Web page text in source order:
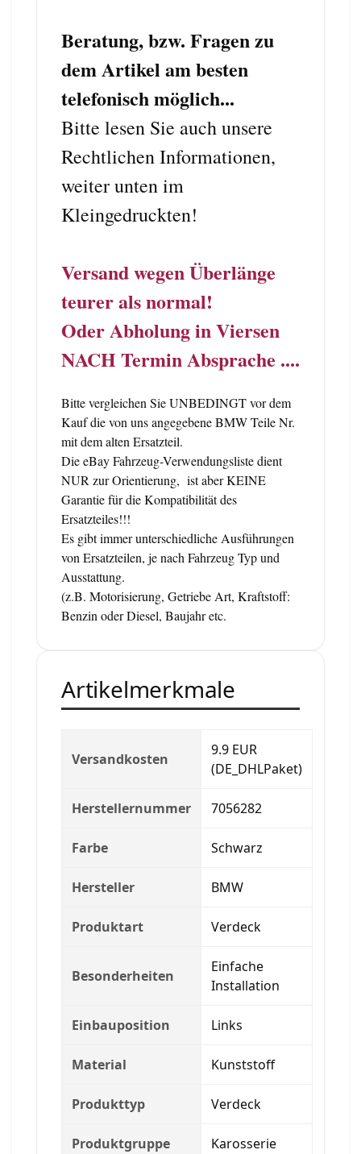
Beratung, bzw. Fragen zu
dem Artikel am besten
telefonisch möglich...
Bitte lesen Sie auch unsere
Rechtlichen Informationen,
weiter unten im
Kleingedruckten!
Versand wegen Überlänge
teurer als normal!
Oder Abholung in Viersen
NACHTermin Absprache ....
Bitte vergleichen Sie UNBEDINGT vor dem
Kauf die von uns angegebene BMW Teile Nr.
mit dem alten Ersatzteil.
Die eBay Fahrzeug-Verwendungsliste dient
NUR zur Orientierung, ist aber KEINE
Garantie für die Kompatibilität des
Ersatzteiles!!!
Es gibt immer unterschiedliche Ausführungen
von Ersatzteilen, je nach Fahrzeug Typ und
Ausstattung.
(z.B. Motorisierung, Getriebe Art, Kraftstoff:
Benzin oder Diesel, Baujahr etc.
Artikelmerkmale
Versandkosten
9.9 EUR
(DE_DHLPaket)
Herstellernummer 7056282
Farbe Schwarz
Hersteller BMW
Produktart Verdeck
Besonderheiten
Einfache
Installation
Einbauposition Links
Material Kunststoff
Produkttyp Verdeck
Produktgruppe Karosserie